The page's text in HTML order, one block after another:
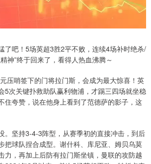
了吧！5场英超3胜2平不败，连续4场补时绝杀/
神”终于回来了，看得人热血沸腾～
压哨签下的门将拉门斯，会成为最大惊喜！英
5次关键扑救助队赢利物浦，才踢三四场就坐稳
住夸赞，说在他身上看到了范德萨的影子，这
。坚持3-4-3阵型，从赛季初的直接冲击，到后
把球队捏合成型。谢什科、库尼亚、姆贝乌莫
力，再加上后防有拉门斯坐镇，曼联的攻防越